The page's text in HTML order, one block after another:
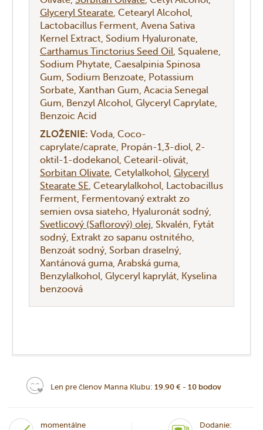
Glyceryl Stearate Cetearyl Alcohol
Lactobacillus Ferment Avena Sativa
Kernel Extract Sodium Hyaluronate
Carthamus Tinctorius Seed Oil Squalene
Sodium Phytate Caesalpinia Spinosa
Gum Sodium Benzoate Potassium
Sorbate Xanthan Gum Acacia Senegal
Gum Benzyl Alcohol Glyceryl Caprylate
Benzoic Acid
ZLOŽENIE: Voda Coco-
caprylate/caprate Propán-1,3-diol 2-
oktil-1-dodekanol Cetearil-olivát
Sorbitan Olivate Cetylalkohol Glyceryl
Stearate SE Cetearylalkohol Lactobacillus
Ferment Fermentovaný extrakt zo
semien ovsa siateho Hyaluronát sodný
Svetlicový (Saflorový) olej Skvalén Fytát
sodný Extrakt zo sapanu ostnitého
Benzoát sodný Sorban draselný
Xantánová guma Arabská guma
Benzylalkohol Glyceryl kaprylát Kyselina
benzoová
Len pre členov Manna Klubu: 19.90 € - 10 bodov
momentálne
Dodanie: